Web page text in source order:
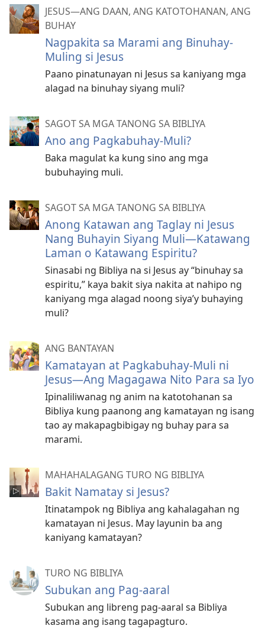
JESUS—ANG DAAN, ANG KATOTOHANAN, ANG
BUHAY
Nagpakita sa Marami ang Binuhay-
Muling si Jesus
Paano pinatunayan ni Jesus sa kaniyang mga
alagad na binuhay siyang muli?
SAGOT SA MGA TANONG SA BIBLIYA
Ano ang Pagkabuhay-Muli?
Baka magulat ka kung sino ang mga
bubuhaying muli.
SAGOT SA MGA TANONG SA BIBLIYA
Anong Katawan ang Taglay ni Jesus
Nang Buhayin Siyang Muli—Katawang
Laman o Katawang Espiritu?
Sinasabi ng Bibliya na si Jesus ay “binuhay sa
espiritu,” kaya bakit siya nakita at nahipo ng
kaniyang mga alagad noong siya’y buhaying
muli?
ANG BANTAYAN
Kamatayan at Pagkabuhay-Muli ni
Jesus—Ang Magagawa Nito Para sa Iyo
Ipinaliliwanag ng anim na katotohanan sa
Bibliya kung paanong ang kamatayan ng isang
tao ay makapagbibigay ng buhay para sa
marami.
MAHAHALAGANG TURO NG BIBLIYA
Bakit Namatay si Jesus?
Itinatampok ng Bibliya ang kahalagahan ng
kamatayan ni Jesus. May layunin ba ang
kaniyang kamatayan?
TURO NG BIBLIYA
Subukan ang Pag-aaral
Subukan ang libreng pag-aaral sa Bibliya
kasama ang isang tagapagturo.